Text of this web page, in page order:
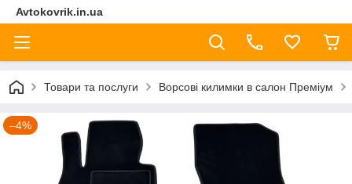
Avtokovrik.in.ua
Товари та послуги Ворсові килимки в салон Преміум
–4%